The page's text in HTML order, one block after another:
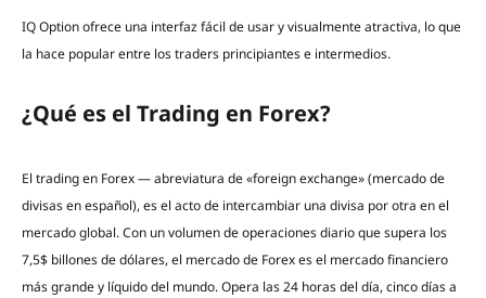
IQ Option ofrece una interfaz fácil de usar y visualmente atractiva, lo que
la hace popular entre los traders principiantes e intermedios.
¿Qué es el Trading en Forex?
El trading en Forex — abreviatura de «foreign exchange» (mercado de
divisas en español), es el acto de intercambiar una divisa por otra en el
mercado global. Con un volumen de operaciones diario que supera los
7,5$ billones de dólares, el mercado de Forex es el mercado financiero
más grande y líquido del mundo. Opera las 24 horas del día, cinco días a